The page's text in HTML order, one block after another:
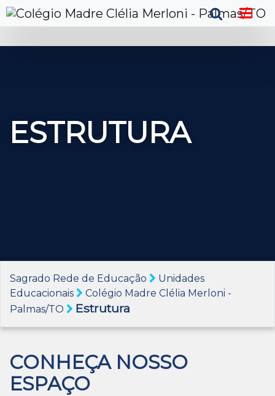
ESTRUTURA
Sagrado Rede de Educação
Unidades
Educacionais
Colégio Madre Clélia Merloni -
Palmas/TO
Estrutura
CONHEÇA NOSSO
ESPAÇO